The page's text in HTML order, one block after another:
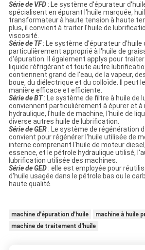
Série de VFD: Le système d'épurateur
spécialisent en épurant l'huile marquée,
transformateur à haute tension à haute
plus, il convient à traiter l'huile de
viscosité.
Série de TF: Le système d'épurateur d'huile
particulièrement approprié à l'huile de
d'épuration. Il également applys pour traiter
liquide réfrigérant et toute autre
contiennent grand de l'eau, de la vapeur,
boue, du diélectrique et du colloïde. Il peut
manière efficace et efficiente.
Série de BT: Le système de filtre à huile de
conviennent particulièrement à épurer et
hydraulique, l'huile de machine, l'huile de
diverse autres huile de lubrification.
Série de GER: Le système de régénération
convient pour régénérer l'huile utilisée de
interne comprenant l'huile de moteur
essence, et le pétrole hydraulique utilisé,
lubrification utilisée des machines.
Série de GED: elle est employée pour
d'huile usagée dans le pétrole bas ou le
haute qualité.
machine d'épuration d'huile
machine à huile
machine de traitement d'huile